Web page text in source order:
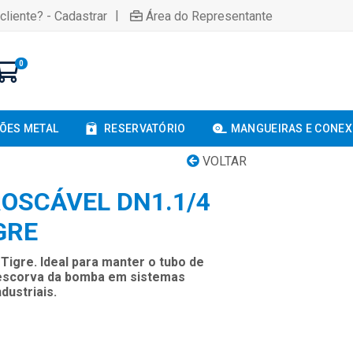
- Cadastrar | Área do Representante
0
METAL RESERVATÓRIO MANGUEIRAS E
VOLTAR
DN1.1/4
Ideal para manter o tubo de
da bomba em sistemas